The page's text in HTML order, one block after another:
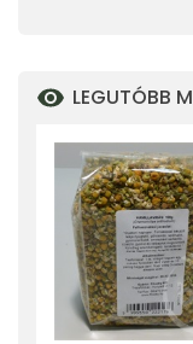
LEGUTÓBB